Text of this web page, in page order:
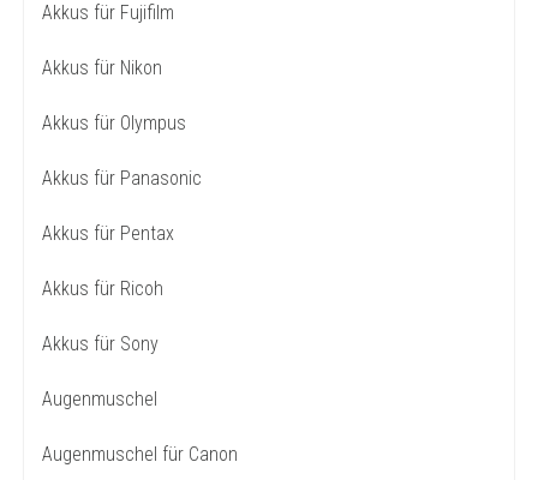
Akkus für Fujifilm
Akkus für Nikon
Akkus für Olympus
Akkus für Panasonic
Akkus für Pentax
Akkus für Ricoh
Akkus für Sony
Augenmuschel
Augenmuschel für Canon